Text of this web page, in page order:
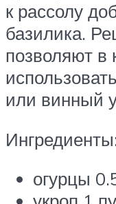
к рассолу
базилика.
позволяют в
или винный
Ингредиенты:
огурцы